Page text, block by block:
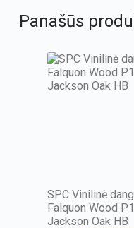
Panašūs
SPC Vinilinė
Falquon Wood
Jackson Oak HB